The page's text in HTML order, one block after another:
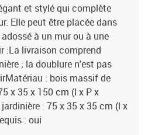
et stylé qui complète
Elle peut être placée dans
à un mur ou à une
:La livraison comprend
; la doublure n'est pas
: bois massif de
x 35 x 150 cm (l x P x
: 75 x 35 x 35 cm (l x
: oui